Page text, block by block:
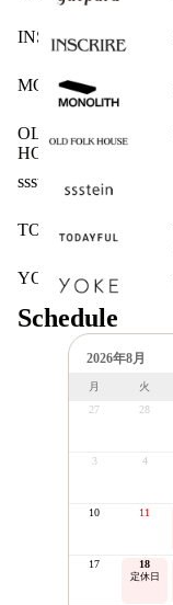
INSCRIRE
MONOLITH
OLD FOLK
HOUSE
ssstein
TODAYFUL
YOKE
Schedule
2026年8月
月 火
27
28
3 4
10 11
17 18
定休日